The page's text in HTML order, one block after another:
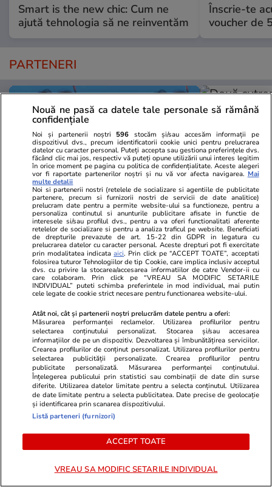
Smart is the new chic: Cum ne
ajută tehnologia să ne reinventăm
Înscrie-te
voucher de
PARTENERI
Wowbiz.ro
Andreea Ibacka a izbucnit în
plâns! Ce a emoționat-o până la
lacrimi pe vedetă: „Nu-mi mai e
rușine să fiu vulnerabilă”
Redactia.ro
Două
România la
ore. Unde
POLITIC
Politică 25 iul.
Mutarea prin care AUR, S.O.S. și
POT au făcut front comun în
opoziție împotriva legii care
permite Armatei să doboare
dronele neautorizate. CCR a
tranșat definitiv disputa
Nouă ne pasă ca datele tale personale să rămână
confidențiale
Noi și partenerii noștri 596 stocăm și/sau accesăm informații pe
dispozitivul dvs., precum identificatorii cookie unici pentru prelucrarea
datelor cu caracter personal. Puteți accepta sau gestiona preferințele dvs.
făcând clic mai jos, respectiv vă puteți opune utilizării unui interes legitim
în orice moment pe pagina cu politica de confidențialitate. Aceste alegeri
vor fi raportate partenerilor noștri și nu vă vor afecta navigarea. Mai
multe detalii
Noi si partenerii nostri (retelele de socializare si agentiile de publicitate
partenere, precum si furnizorii nostri de servicii de date analitice)
prelucram date pentru a permite website-ului sa functioneze, pentru a
personaliza continutul si anunturile publicitare afisate in functie de
interesele si/sau profilul dvs., pentru a va oferi functionalitati aferente
retelelor de socializare si pentru a analiza traficul pe website. Beneficiati
de drepturile prevazute de art. 15-22 din GDPR in legatura cu
prelucrarea datelor cu caracter personal. Aceste drepturi pot fi exercitate
prin modalitatea indicataaici. Prin click pe “ACCEPT TOATE”, acceptati
folosirea tuturor Tehnologiilor de tip Cookie, care implica inclusiv acceptul
dvs. cu privire la stocarea/accesarea informatiilor de catre Vendor-ii cu
care colaboram. Prin click pe “VREAU SA MODIFIC SETARILE
INDIVIDUAL” puteti schimba preferintele in mod individual, mai putin
cele legate de cookie strict necesare pentru functionarea website-ului.
Atât noi, cât și partenerii noștri prelucrăm datele pentru a oferi:
Măsurarea performanței reclamelor. Utilizarea profilurilor pentru
selectarea conținutului personalizat. Stocarea și/sau accesarea
informațiilor de pe un dispozitiv. Dezvoltarea și îmbunătățirea serviciilor.
Crearea profilurilor de conținut personalizat. Utilizarea profilurilor pentru
selectarea publicității personalizate. Crearea profilurilor pentru
publicitate personalizată. Măsurarea performanței conținutului.
Înțelegerea publicului prin statistici sau combinații de date din surse
diferite. Utilizarea datelor limitate pentru a selecta conținutul. Utilizarea
de date limitate pentru a selecta publicitatea. Date precise de geolocație
și identificarea prin scanarea dispozitivului.
Listă parteneri (furnizori)
ACCEPT TOATE
VREAU SA MODIFIC SETARILE INDIVIDUAL